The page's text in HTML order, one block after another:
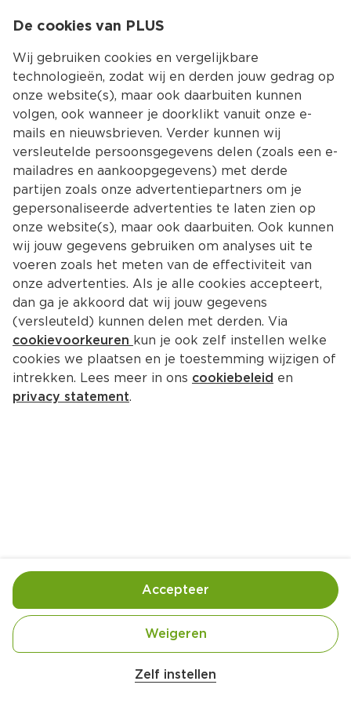
Kies jouw
Ingrediënten Bereiding
400 gram gemengde paddenstoelen
De cookies van PLUS
Wij gebruiken cookies en vergelijkbare
technologieën, zodat wij en derden jouw gedrag op
onze website(s), maar ook daarbuiten kunnen
volgen, ook wanneer je doorklikt vanuit onze e-
mails en nieuwsbrieven. Verder kunnen wij
versleutelde persoonsgegevens delen (zoals een e-
mailadres en aankoopgegevens) met derde
partijen zoals onze advertentiepartners om je
gepersonaliseerde advertenties te laten zien op
onze website(s), maar ook daarbuiten. Ook kunnen
wij jouw gegevens gebruiken om analyses uit te
voeren zoals het meten van de effectiviteit van
onze advertenties. Als je alle cookies accepteert,
dan ga je akkoord dat wij jouw gegevens
(versleuteld) kunnen delen met derden. Via
cookievoorkeuren kun je ook zelf instellen welke
cookies we plaatsen en je toestemming wijzigen of
intrekken. Lees meer in ons cookiebeleid en
privacy statement.
Zelf instellen
Weigeren
Accepteer